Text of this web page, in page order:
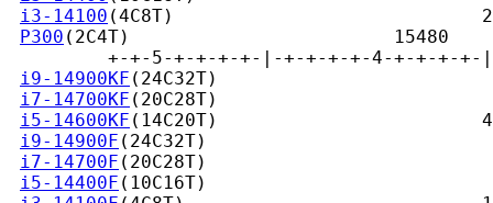
i3-14100 (4C8T)
P300 (2C4T)                        15480
+-+-5-+-+-+-+-|-+-+-+-+-4-+-+-+-
i9-14900KF (24C32T)
i7-14700KF (20C28T)
i5-14600KF (14C20T)
i9-14900F (24C32T)
i7-14700F (20C28T)
i5-14400F (10C16T)